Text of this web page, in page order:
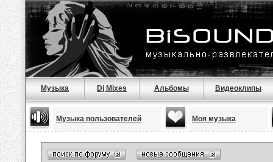
Музыка Dj Mixes Альбомы Видеоклипы
Музыка пользователей Моя музыка